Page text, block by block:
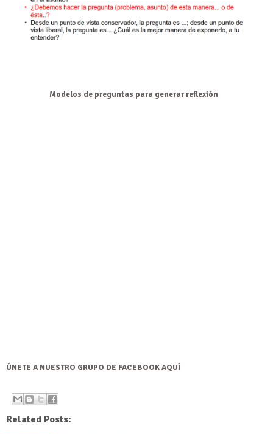
Modelos de preguntas para generar reflexión
ÚNETE A NUESTRO GRUPO DE FACEBOOK AQUÍ
Related Posts: